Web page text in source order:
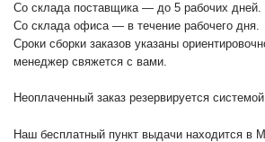
Со склада поставщика — до 5 рабочих дней.
Со склада офиса — в течение рабочего дня.
Сроки сборки заказов указаны
менеджер свяжется с вами.
Неоплаченный заказ резервируется
Наш бесплатный пункт выдачи находится в